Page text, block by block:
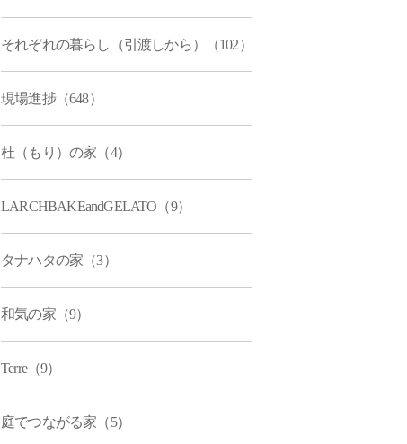
それぞれの暮らし（引渡しから）（102）
現場進捗（648）
杜（もり）の家（4）
LARCHBAKEandGELATO（9）
タナハタの家（3）
和気の家（9）
Terre（9）
庭でつながる家（5）